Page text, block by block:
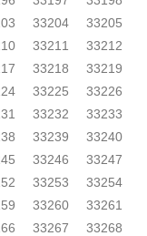
33204
33205
33211
33212
33218
33219
33225
33226
33232
33233
33239
33240
33246
33247
33253
33254
33260
33261
33267
33268